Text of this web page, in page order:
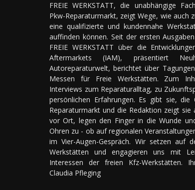
FREIE WERKSTATT, die unabhängige
Pkw-Reparaturmarkt, zeigt Wege, wie auch
eine qualifizierte und kundennahe
auffinden können. Seit der ersten
FREIE WERKSTATT über die
Aftermarkets (IAM), präsentiert
Autoreparaturwelt, berichtet über
Messen für Freie Werkstätten. Zum
Interviews zum Reparaturalltag, zu
persönlichen Erfahrungen. Es gibt sie, die
Reparaturmarkt und die Redaktion zeigt sie
vor Ort, legen den Finger in die Wunde
Ohren zu - ob auf regionalen
im Vier-Augen-Gespräch. Wir setzen auf
Werkstätten und engagieren uns mit
Interessen der freien Kfz-Werkstätten.
Claudia Pfleging